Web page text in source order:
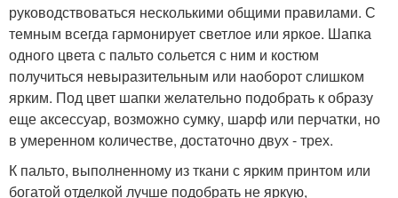
руководствоваться несколькими общими правилами. С
темным всегда гармонирует светлое или яркое. Шапка
одного цвета с пальто сольется с ним и костюм
получиться невыразительным или наоборот слишком
ярким. Под цвет шапки желательно подобрать к образу
еще аксессуар, возможно сумку, шарф или перчатки, но
в умеренном количестве, достаточно двух - трех.
К пальто, выполненному из ткани с ярким принтом или
богатой отделкой лучше подобрать не яркую,